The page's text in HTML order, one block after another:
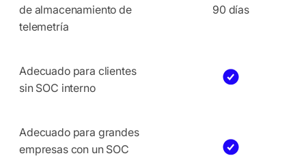
de almacenamiento de
telemetría
90 días
Adecuado para clientes
sin SOC interno
Adecuado para grandes
empresas con un SOC